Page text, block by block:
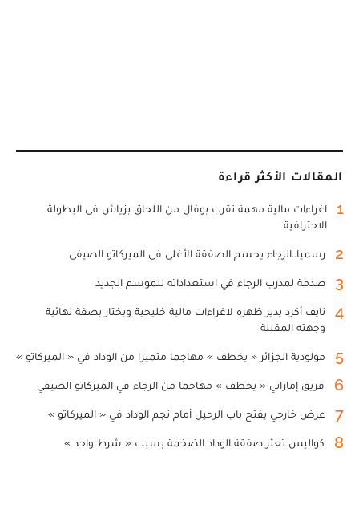
المقالات الأكثر قراءة
1
اغراءات مالية مهمة تقرب بوفال من اللحاق بزياش في البطولة
الاحترافية
2 رسميا..الرجاء يحسم الصفقة الأغلى في الميركاتو الصيفي
3 صدمة لمدرب الرجاء في استعداداته للموسم الجديد
4
نايف أكرد يدير ظهره لاغراءات مالية خليجية ويختار بصفة نهائية
وجهته المقبلة
5 مولودية الجزائر « يخطف » مهاجما متميزا من الوداد في « الميركاتو »
6 فريق إماراتي « يخطف » مهاجما من الرجاء في الميركاتو الصيفي
7 عرض خارجي يفتح باب الرحيل أمام نجم الوداد في « الميركاتو »
8 كواليس تعثر صفقة الوداد الضخمة بسبب « شرط واحد »